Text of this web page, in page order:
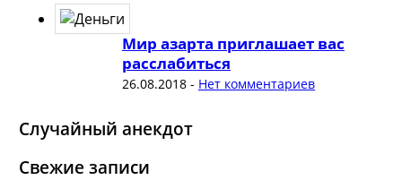
Мир азарта приглашает вас
расслабиться
26.08.2018- Нет комментариев
Случайный анекдот
Свежие записи